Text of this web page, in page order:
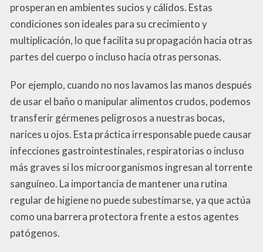
prosperan en ambientes sucios y cálidos. Estas
condiciones son ideales para su crecimiento y
multiplicación, lo que facilita su propagación hacia otras
partes del cuerpo o incluso hacia otras personas.
Por ejemplo, cuando no nos lavamos las manos después
de usar el baño o manipular alimentos crudos, podemos
transferir gérmenes peligrosos a nuestras bocas,
narices u ojos. Esta práctica irresponsable puede causar
infecciones gastrointestinales, respiratorias o incluso
más graves si los microorganismos ingresan al torrente
sanguíneo. La importancia de mantener una rutina
regular de higiene no puede subestimarse, ya que actúa
como una barrera protectora frente a estos agentes
patógenos.